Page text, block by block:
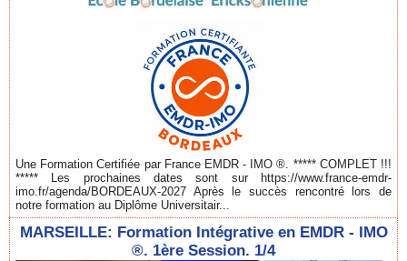
Une Formation Certifiée par France EMDR - IMO ®. ***** COMPLET !!!
***** Les prochaines dates sont sur https://www.france-emdr-
imo.fr/agenda/BORDEAUX-2027 Après le succès rencontré lors de
notre formation au Diplôme Universitair...
MARSEILLE: Formation Intégrative en EMDR - IMO
®. 1ère Session. 1/4